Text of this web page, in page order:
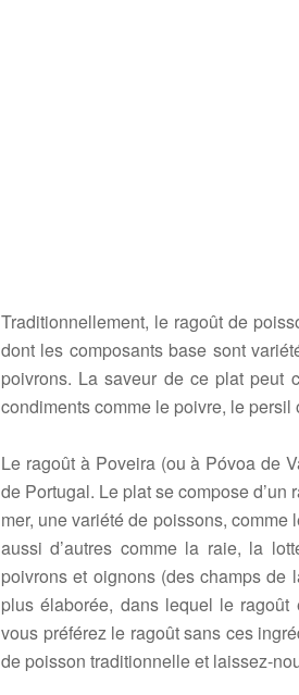
Traditionnellement, le ragoût de
dont les composants base sont
poivrons. La saveur de ce plat peut
condiments comme le poivre, le persil
Le ragoût à Poveira (ou à Póvoa de
de Portugal. Le plat se compose
mer, une variété de poissons,
aussi d’autres comme la raie, la
poivrons et oignons (des champs de
plus élaborée, dans lequel le
vous préférez le ragoût sans ces
de poisson traditionnelle et laissez-